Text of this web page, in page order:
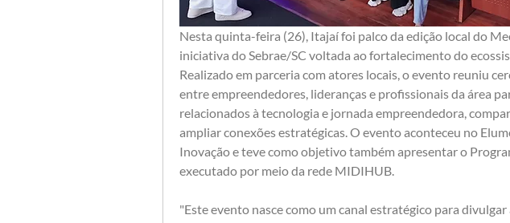
Nesta quinta-feira (26), Itajaí foi palco da edição local do
iniciativa do Sebrae/SC voltada ao fortalecimento do
Realizado em parceria com atores locais, o evento reuniu
entre empreendedores, lideranças e profissionais da área
relacionados à tecnologia e jornada empreendedora,
ampliar conexões estratégicas. O evento aconteceu no
Inovação e teve como objetivo também apresentar o
executado por meio da rede MIDIHUB.
"Este evento nasce como um canal estratégico para divulgar